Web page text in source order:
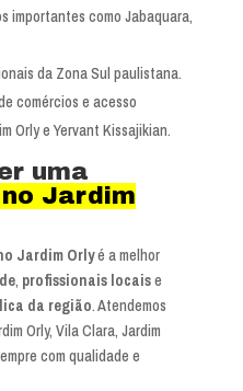
importantes como Jabaquara,
da Zona Sul paulistana.
comércios e acesso
Orly e Yervant Kissajikian.
uma
Jardim
Jardim Orlyé a melhor
, profissionais locaise
da região. Atendemos
Orly, Vila Clara, Jardim
com qualidade e